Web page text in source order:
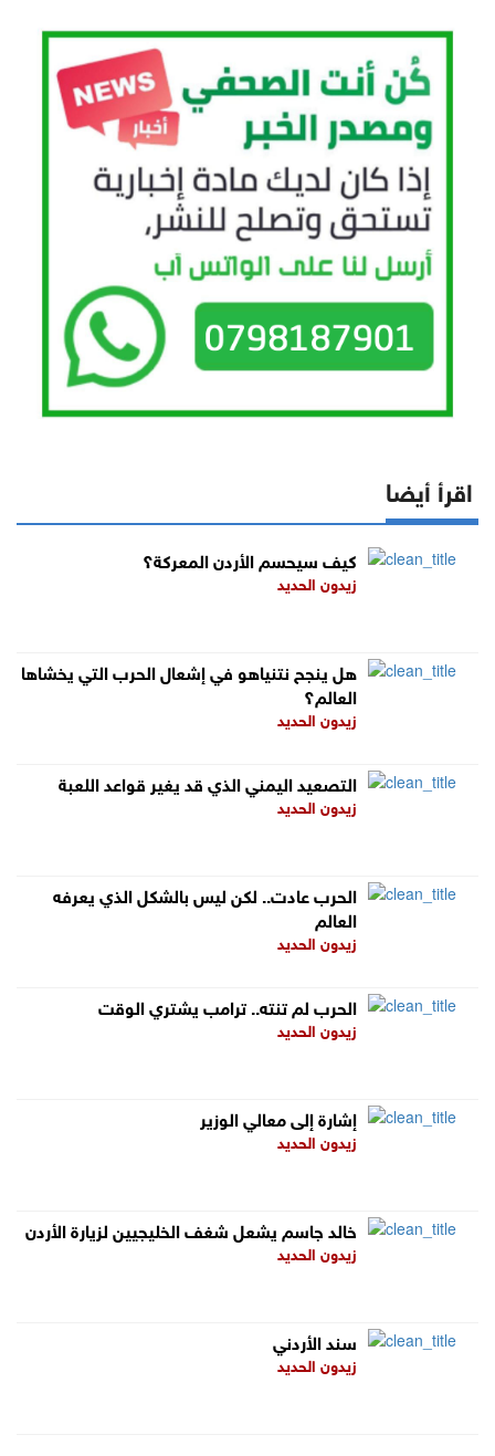
اقرأ أيضا
كيف سيحسم الأردن المعركة؟
زيدون الحديد
هل ينجح نتنياهو في إشعال الحرب التي يخشاها
العالم؟
زيدون الحديد
التصعيد اليمني الذي قد يغير قواعد اللعبة
زيدون الحديد
الحرب عادت.. لكن ليس بالشكل الذي يعرفه
العالم
زيدون الحديد
الحرب لم تنته.. ترامب يشتري الوقت
زيدون الحديد
إشارة إلى معالي الوزير
زيدون الحديد
خالد جاسم يشعل شغف الخليجيين لزيارة الأردن
زيدون الحديد
سند الأردني
زيدون الحديد